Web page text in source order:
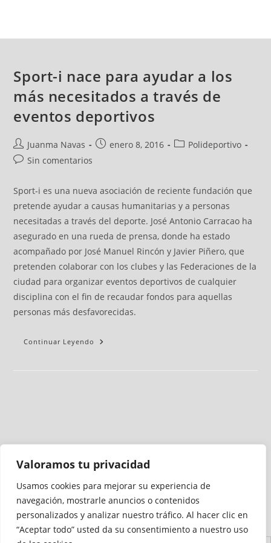
Valoramos tu privacidad
Usamos cookies para mejorar su experiencia de
navegación, mostrarle anuncios o contenidos
personalizados y analizar nuestro tráfico. Al hacer clic en
“Aceptar todo” usted da su consentimiento a nuestro uso
Sport-i nace para ayudar a los
más necesitados a través de
eventos deportivos
Juanma Navas enero 8, 2016
Polideportivo
Sin comentarios
Sport-i es una nueva asociación de reciente fundación que
pretende ayudar a causas humanitarias y a personas
necesitadas a través del deporte. José Antonio Carracao ha
asegurado en una rueda de prensa, donde ha estado
acompañado por José Manuel Rincón y Javier Piñero, que
pretenden colaborar con los clubes y las Federaciones de la
ciudad para organizar eventos deportivos de cualquier
disciplina con el fin de recaudar fondos para aquellas
personas más desfavorecidas.
Continuar Leyendo
Medio auditado por